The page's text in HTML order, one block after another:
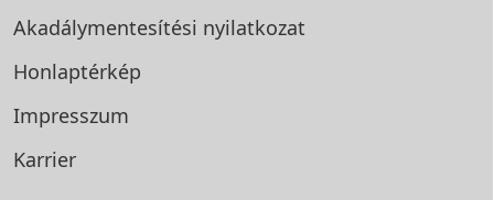
Akadálymentesítési nyilatkozat
Honlaptérkép
Impresszum
Karrier